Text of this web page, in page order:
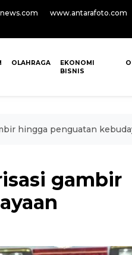
www.antarafoto.com
OLAHRAGA
EKONOMI
BISNIS
hingga penguatan
gambir